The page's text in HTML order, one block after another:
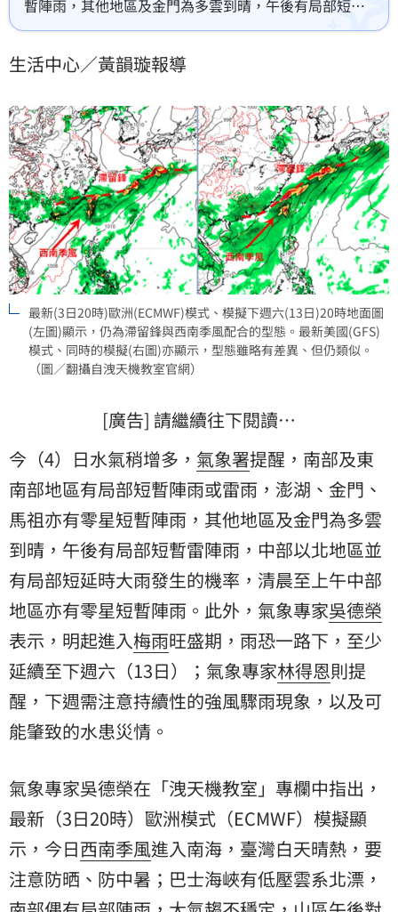
暫陣雨，其他地區及金門為多雲到晴，午後有局部短暫
雷陣雨，中部以北地區並有局部短延時大雨發生的機
象專家吳德榮表示，明起進入梅雨旺盛期，雨恐一路
醒，下週需注意持續性的強風驟雨現象，以及可能肇致
的水患災情。
生活中心／黃韻璇報導
最新(3日20時)歐洲(ECMWF)模式、模擬下週六(13日)20時地面圖
(左圖)顯示，仍為滯留鋒與西南季風配合的型態。最新美國(GFS)
模式、同時的模擬(右圖)亦顯示，型態雖略有差異、但仍類似。
（圖／翻攝自洩天機教室官網）
[廣告] 請繼續往下閱讀…
今（4）日水氣稍增多， 氣象署提醒，南部及東
南部地區有局部短暫陣雨或雷雨，澎湖、金門、
馬祖亦有零星短暫陣雨，其他地區及金門為多雲
到晴，午後有局部短暫雷陣雨，中部以北地區並
有局部短延時大雨發生的機率，清晨至上午中部
地區亦有零星短暫陣雨。此外，氣象專家吳德榮
表示，明起進入梅雨旺盛期，雨恐一路下，至少
延續至下週六（13日）；氣象專家林得恩則提
醒，下週需注意持續性的強風驟雨現象，以及可
能肇致的水患災情。
氣象專家吳德榮在「洩天機教室」專欄中指出，
最新（3日20時）歐洲模式（ECMWF）模擬顯
示，今日西南季風進入南海，臺灣白天晴熱，要
注意防晒、防中暑；巴士海峽有低壓雲系北漂，